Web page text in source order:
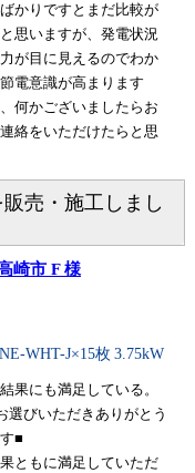
かりですとまだ比較が
思いますが、発電状況
が目に見えるのでわか
電意識が高まります
何かございましたらお
絡をいただけたらと思
売・施工しまし
崎市 F 様
WHT-J×15枚 3.75kW
果にも満足している。
選びいただきありがとう
■
ともに満足していただ